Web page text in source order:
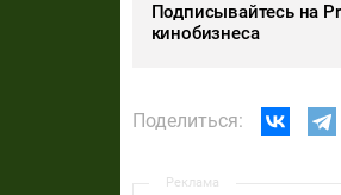
Подписывайтесь на
кинобизнеса
Поделиться:
Реклама